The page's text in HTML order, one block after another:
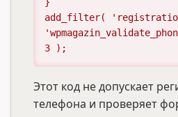
add_filter(
3 );
Этот код не допускает
телефона и проверяет